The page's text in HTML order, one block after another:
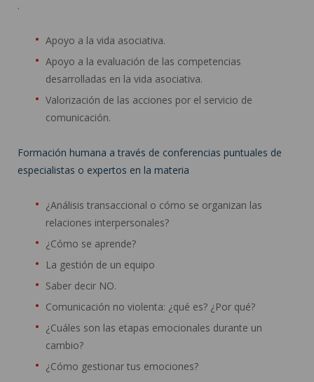
.
Apoyo a la vida asociativa.
Apoyo a la evaluación de las competencias
desarrolladas en la vida asociativa.
Valorización de las acciones por el servicio de
comunicación.
Formación humana a través de conferencias puntuales de
especialistas o expertos en la materia
¿Análisis transaccional o cómo se organizan las
relaciones interpersonales?
¿Cómo se aprende?
La gestión de un equipo
Saber decir NO.
Comunicación no violenta: ¿qué es? ¿Por qué?
¿Cuáles son las etapas emocionales durante un
cambio?
¿Cómo gestionar tus emociones?